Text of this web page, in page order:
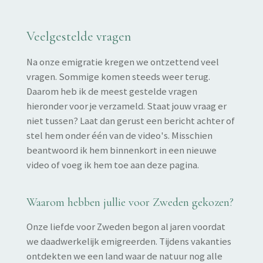
Veelgestelde vragen
Na onze emigratie kregen we ontzettend veel
vragen. Sommige komen steeds weer terug.
Daarom heb ik de meest gestelde vragen
hieronder voor je verzameld. Staat jouw vraag er
niet tussen? Laat dan gerust een bericht achter of
stel hem onder één van de video's. Misschien
beantwoord ik hem binnenkort in een nieuwe
video of voeg ik hem toe aan deze pagina.
Waarom hebben jullie voor Zweden gekozen?
Onze liefde voor Zweden begon al jaren voordat
we daadwerkelijk emigreerden. Tijdens vakanties
ontdekten we een land waar de natuur nog alle